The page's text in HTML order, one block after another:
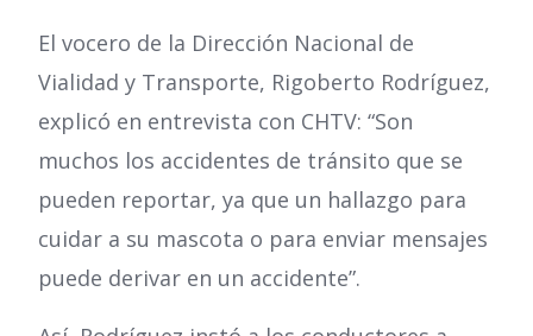
El vocero de la Dirección Nacional de
Vialidad y Transporte, Rigoberto Rodríguez,
explicó en entrevista con CHTV: “Son
muchos los accidentes de tránsito que se
pueden reportar, ya que un hallazgo para
cuidar a su mascota o para enviar mensajes
puede derivar en un accidente”.